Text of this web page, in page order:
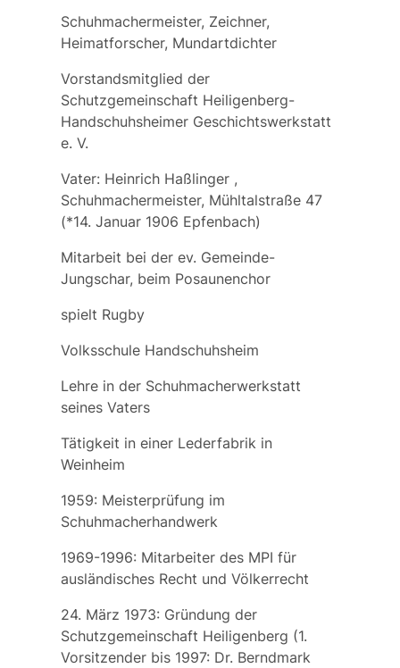
Schuhmachermeister, Zeichner,
Heimatforscher, Mundartdichter
Vorstandsmitglied der
Schutzgemeinschaft Heiligenberg-
Handschuhsheimer Geschichtswerkstatt
e. V.
Vater: Heinrich Haßlinger,
Schuhmachermeister, Mühltalstraße 47
(*14. Januar 1906 Epfenbach)
Mitarbeit bei der ev. Gemeinde-
Jungschar, beim Posaunenchor
spielt Rugby
Volksschule Handschuhsheim
Lehre in der Schuhmacherwerkstatt
seines Vaters
Tätigkeit in einer Lederfabrik in
Weinheim
1959: Meisterprüfung im
Schuhmacherhandwerk
1969-1996: Mitarbeiter des MPI für
ausländisches Recht und Völkerrecht
24. März 1973: Gründung der
Schutzgemeinschaft Heiligenberg (1.
Vorsitzender bis 1997: Dr. Berndmark